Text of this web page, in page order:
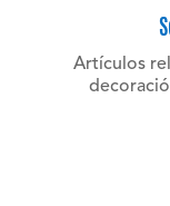
Artículos